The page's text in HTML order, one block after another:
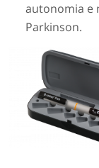
autonomia e
Parkinson.